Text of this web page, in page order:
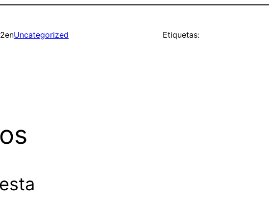
enUncategorized Etiquetas: